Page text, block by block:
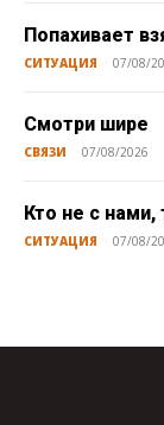
Попахивает
СИТУАЦИЯ 07/08/
Смотри шире
СВЯЗИ 07/08/2026
Кто не с нами,
СИТУАЦИЯ 07/08/